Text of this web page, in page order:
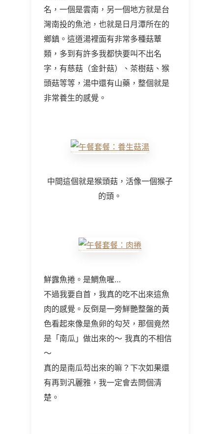
名，一個是雲南，另一個地方就是台
灣南投的魚池，也就是日月潭所在的
鄉鎮。這道湯裡面有非常多種菇蕈
類，多到有許多我都快要叫不出名
字，有慈菇（金針菇）、茶樹菇、猴
頭菇等等，湯中還有山藥，整個就是
非常養生的感覺。
中間這個就是猴頭菇，活像一個猴子
的頭。
鮮露魚捲。是鯛魚喔…
不過我要自首，我真的吃不出來這魚
肉的感覺。反倒是一旁鮮艷整盤的黃
色看起來像是魚卵的勾芡，那個竟然
是「南瓜」做出來的～ 我真的不相信
～
真的是南瓜芶出來的嘛？下次如果還
有再到汎麗雅，我一定會去問個清
楚。